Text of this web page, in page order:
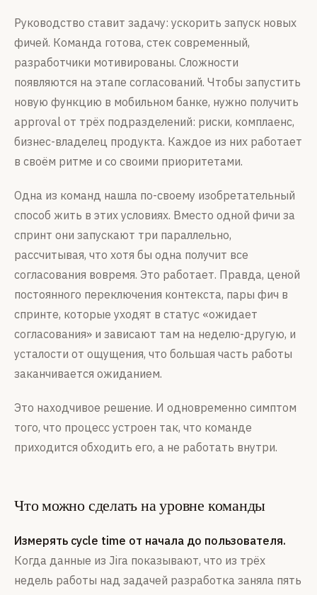
Руководство ставит задачу: ускорить запуск новых
фичей. Команда готова, стек современный,
разработчики мотивированы. Сложности
появляются на этапе согласований. Чтобы запустить
новую функцию в мобильном банке, нужно получить
approval от трёх подразделений: риски, комплаенс,
бизнес-владелец продукта. Каждое из них работает
в своём ритме и со своими приоритетами.
Одна из команд нашла по-своему изобретательный
способ жить в этих условиях. Вместо одной фичи за
спринт они запускают три параллельно,
рассчитывая, что хотя бы одна получит все
согласования вовремя. Это работает. Правда, ценой
постоянного переключения контекста, пары фич в
спринте, которые уходят в статус «ожидает
согласования» и зависают там на неделю-другую, и
усталости от ощущения, что большая часть работы
заканчивается ожиданием.
Это находчивое решение. И одновременно симптом
того, что процесс устроен так, что команде
приходится обходить его, а не работать внутри.
Что можно сделать на уровне команды
Измерять cycle time от начала до пользователя.
Когда данные из Jira показывают, что из трёх
недель работы над задачей разработка заняла пять